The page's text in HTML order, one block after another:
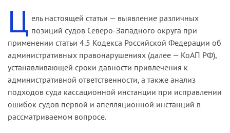
Ц ель настоящей статьи — выявление различных
позиций судов Северо-Западного округа при
применении статьи 4.5 Кодекса Российской Федерации об
административных правонарушениях (далее — КоАП РФ),
устанавливающей сроки давности привлечения к
административной ответственности, а также анализ
подходов суда кассационной инстанции при исправлении
ошибок судов первой и апелляционной инстанций в
рассматриваемом вопросе.